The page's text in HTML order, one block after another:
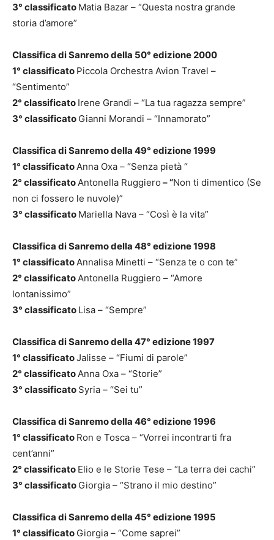
3° classificato Matia Bazar – “Questa nostra grande
storia d’amore”
Classifica di Sanremo della 50° edizione 2000
1° classificato Piccola Orchestra Avion Travel –
“Sentimento”
2° classificato Irene Grandi – “La tua ragazza sempre”
3° classificato Gianni Morandi – “Innamorato”
Classifica di Sanremo della 49° edizione 1999
1° classificatoAnna Oxa – “Senza pietà “
2° classificatoAntonella Ruggiero – “Non ti dimentico (Se
non ci fossero le nuvole)”
3° classificato Mariella Nava – “Così è la vita”
Classifica di Sanremo della 48° edizione 1998
1° classificatoAnnalisa Minetti – “Senza te o con te”
2° classificatoAntonella Ruggiero – “Amore
lontanissimo”
3° classificato Lisa – “Sempre”
Classifica di Sanremo della 47° edizione 1997
1° classificatoJalisse – “Fiumi di parole”
2° classificatoAnna Oxa – “Storie”
3° classificato Syria – “Sei tu”
Classifica di Sanremo della 46° edizione 1996
1° classificato Ron e Tosca – “Vorrei incontrarti fra
cent’anni”
2° classificato Elio e le Storie Tese – “La terra dei cachi”
3° classificato Giorgia – “Strano il mio destino”
Classifica di Sanremo della 45° edizione 1995
1° classificato Giorgia – “Come saprei”